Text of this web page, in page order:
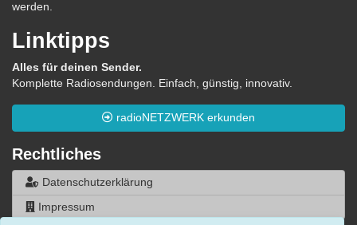
werden.
Linktipps
Alles für deinen Sender.
Komplette Radiosendungen. Einfach, günstig, innovativ.
radioNETZWERK erkunden
Rechtliches
Datenschutzerklärung
Impressum